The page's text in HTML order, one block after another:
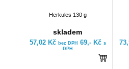
Herkules 130 g
skladem
57,02 Kč bez DPH 69,- Kč s
DPH